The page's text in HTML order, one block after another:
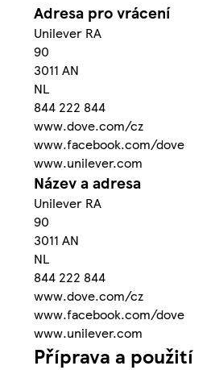
Adresa pro vrácení
Unilever RA
90
3011 AN
NL
844 222 844
www.dove.com/cz
www.facebook.com/dove
www.unilever.com
Název a adresa
Unilever RA
90
3011 AN
NL
844 222 844
www.dove.com/cz
www.facebook.com/dove
www.unilever.com
Příprava a použití